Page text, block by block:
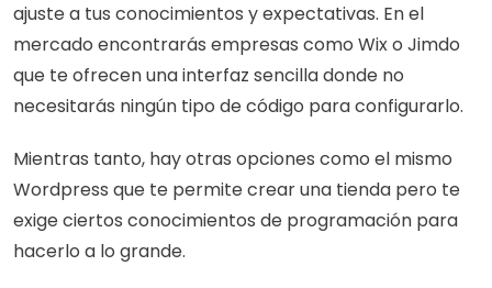
ajuste a tus conocimientos y expectativas. En el
mercado encontrarás empresas como Wix o Jimdo
que te ofrecen una interfaz sencilla donde no
necesitarás ningún tipo de código para configurarlo.
Mientras tanto, hay otras opciones como el mismo
Wordpress que te permite crear una tienda pero te
exige ciertos conocimientos de programación para
hacerlo a lo grande.